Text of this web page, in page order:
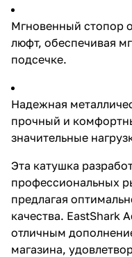
специализируется на
производстве
высококачественных
рыболовных товаров,
выгодные условия для
что гарантирует
конкурентоспособные
стабильные поставки.
Лесоемкость:4000 0,22мм/
0,29мм/185м 0,31мм/160м
0,33мм/140м6000 0,31мм/
0,33мм/150м 0,37мм/
катушки 422 гр.
Мгновенный стопор
люфт, обеспечивая
подсечке.
Надежная
прочный и
значительные
Эта катушка
профессиональных
предлагая
качества. EastShark
отличным
магазина,